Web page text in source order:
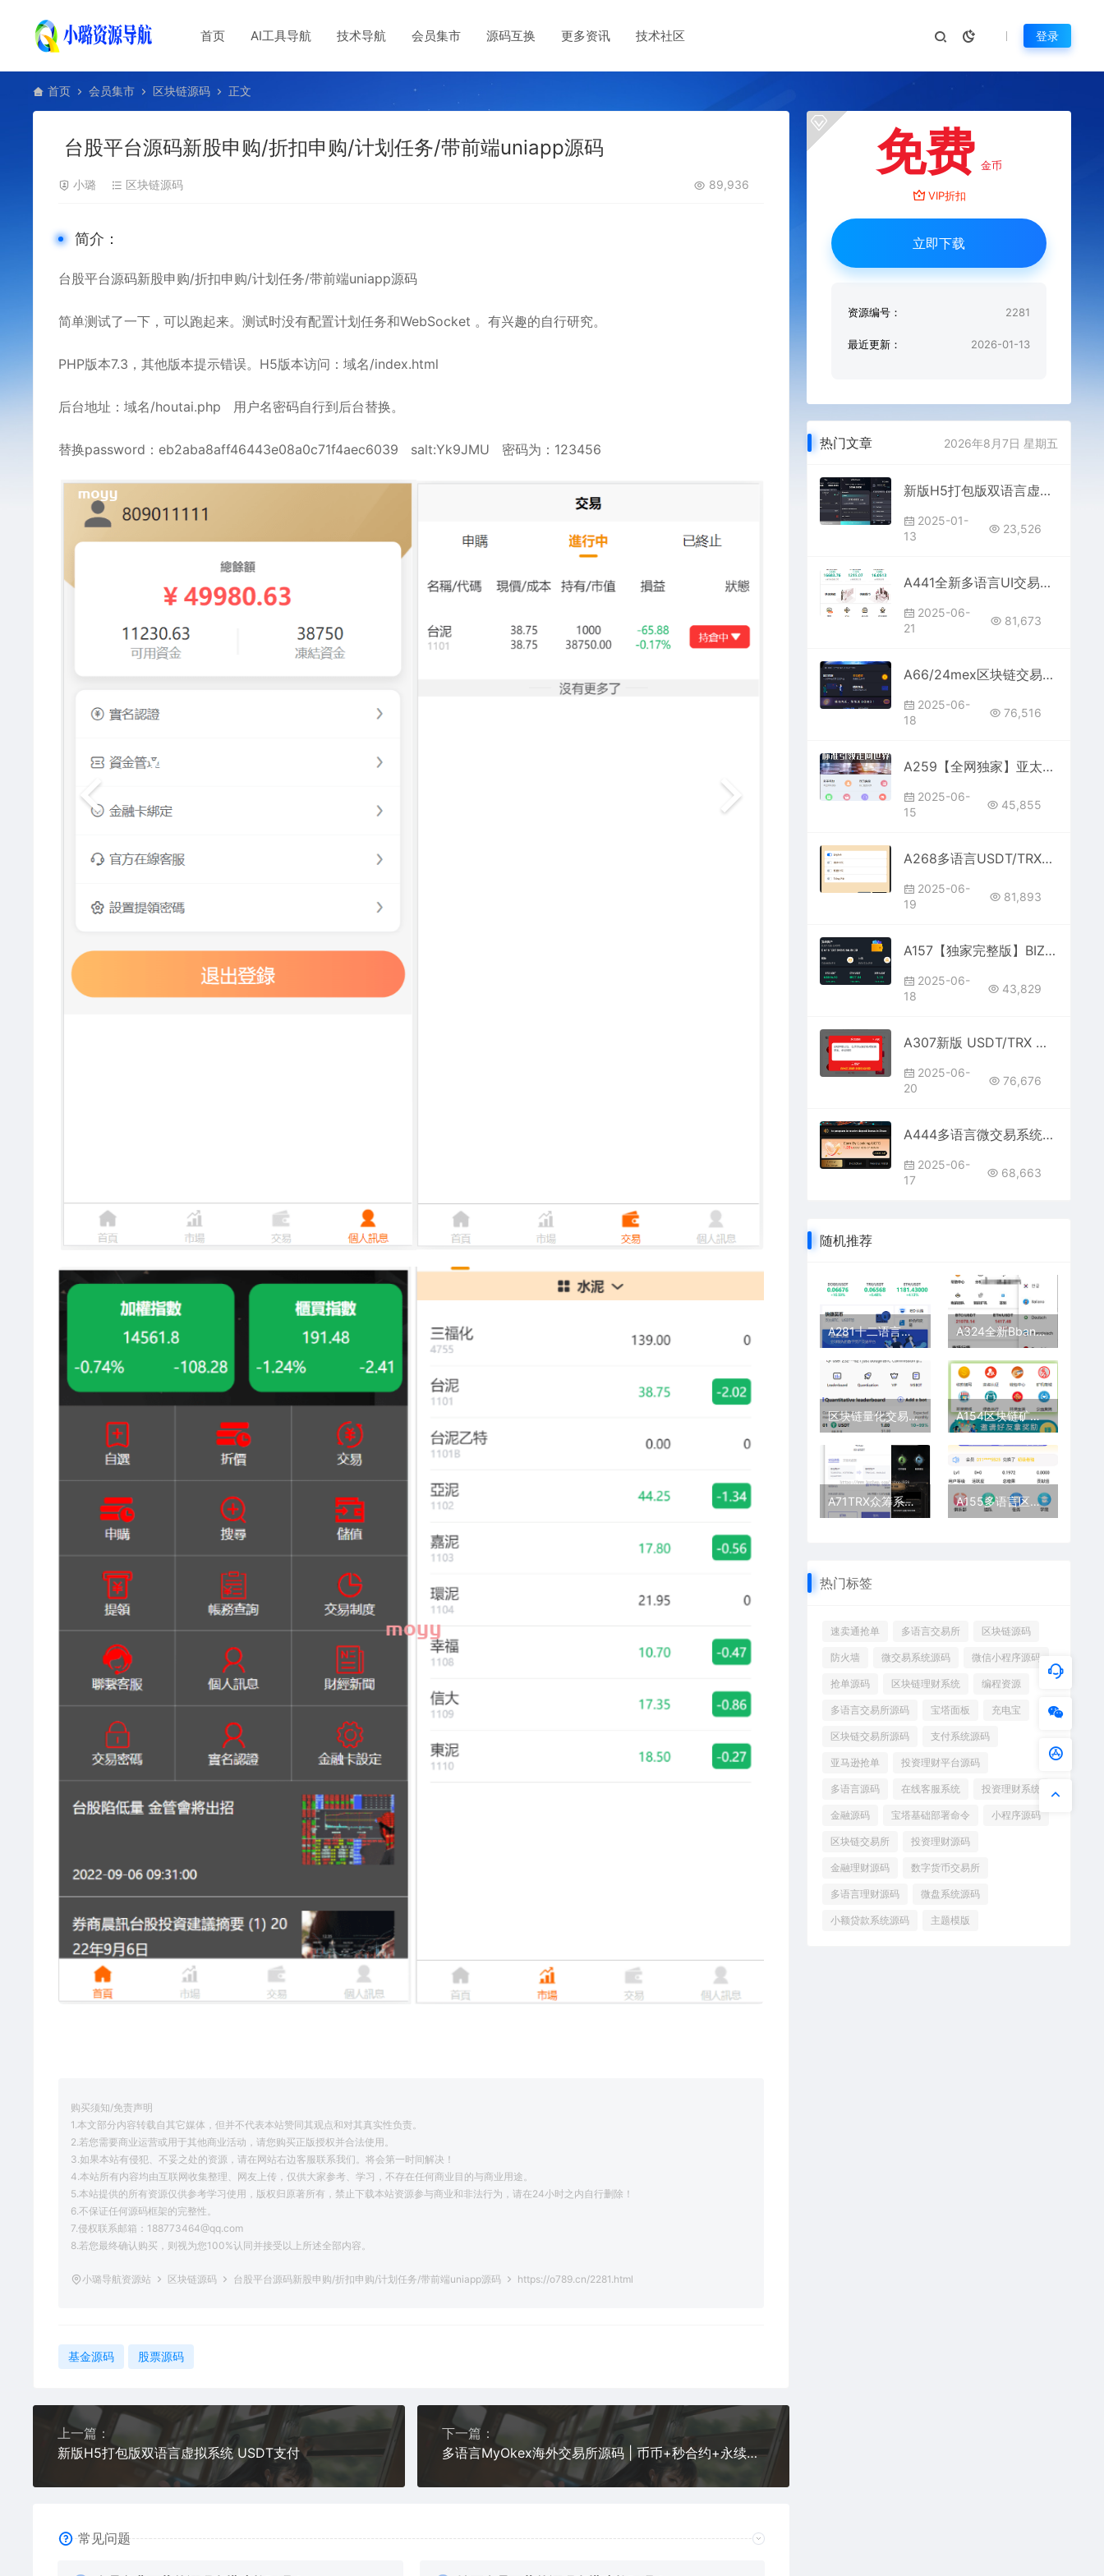
首页 AI工具导航 技术导航 会员集市 源码互换 更多资讯 技术社区 登录
首页 会员集市 区块链源码 正文
台股平台源码新股申购/折扣申购/计划任务/带前端uniapp源码
小璐 区块链源码 89,936
简介：
台股平台源码新股申购/折扣申购/计划任务/带前端uniapp源码
简单测试了一下，可以跑起来。测试时没有配置计划任务和WebSocket 。有兴趣的自行研究。
PHP版本7.3，其他版本提示错误。H5版本访问：域名/index.html
后台地址：域名/houtai.php 用户名密码自行到后台替换。
替换password：eb2aba8aff46443e08a0c71f4aec6039 salt:Yk9JMU 密码为：123456
购买须知/免责声明
1.本文部分内容转载自其它媒体，但并不代表本站赞同其观点和对其真实性负责。
2.若您需要商业运营或用于其他商业活动，请您购买正版授权并合法使用。
3.如果本站有侵犯、不妥之处的资源，请在网站右边客服联系我们。将会第一时间解决！
4.本站所有内容均由互联网收集整理、网友上传，仅供大家参考、学习，不存在任何商业目的与商业用途。
5.本站提供的所有资源仅供参考学习使用，版权归原著所有，禁止下载本站资源参与商业和非法行为，请在24小时之内自行删除！
6.不保证任何源码框架的完整性。
7.侵权联系邮箱：188773464@qq.com
8.若您最终确认购买，则视为您100%认同并接受以上所述全部内容。
小璐导航资源站 区块链源码 台股平台源码新股申购/折扣申购/计划任务/带前端uniapp源码 https://o789.cn/2281.html
基金源码 股票源码
上一篇：
新版H5打包版双语言虚拟系统 USDT支付
下一篇：
多语言MyOkex海外交易所源码 | 币币+秒合约+永续合约+闪兑+K线插针+C2C交易+挖矿锁仓+币币申购 | Uniapp前端+PHP后端纯源码系统
常见问题
免费 金币
VIP折扣
立即下载
资源编号： 2281
最近更新： 2026-01-13
热门文章 2026年8月7日 星期五
新版H5打包版双语言虚拟系统 USDT支付
2025-01-
13
23,526
A441全新多语言UI交易所系统 | 支持永续合约+基金理财+锁仓质押源码
2025-06-
21
81,673
A66/24mex区块链交易所/BTC币安火币/合约杠杆法币/OTC数字资产交易
2025-06-
18
76,516
A259【全网独家】亚太创投股票理财系统完整版打包
2025-06-
15
45,855
A268多语言USDT/TRX哈希竞猜游戏 | 区块链哈希值预测平台 HTML前端开发
2025-06-
19
81,893
A157【独家完整版】BIZZAN币严系统源码 | 多语言交易所开发 | 支持币币交易、永续合约、期权与OTC交易
2025-06-
18
43,829
A307新版 USDT/TRX 区块链理财+质押挖矿+云矿机系统
2025-06-
20
76,676
A444多语言微交易系统源码 | 支持外汇/虚拟币/贵金属交易 | 群控+单控功能齐全 | Vue前端开发
2025-06-
17
68,663
随机推荐
A281十二语言支持区块链交易所系统 | 锁仓挖矿+IEO认购+币币秒合约 A324全新Bbank多语言交易所系统开发 | 支持智能矿机+质押生息+团队奖励模式
区块链量化交易系统源码 | 支持多策略自动化交易机器人 A154区块链矿机系统与钱包管理 | 云矿机算力租赁平台
A71TRX众筹系统/TRC20众筹系统/区块链众筹系统 A155多语言区块链源码 | 仿趣步奕跑系统开发 | 原生计步器+人脸识别
热门标签
速卖通抢单 多语言交易所 区块链源码
防火墙 微交易系统源码 微信小程序源码
抢单源码 区块链理财系统 编程资源
多语言交易所源码 宝塔面板 充电宝
区块链交易所源码 支付系统源码
亚马逊抢单 投资理财平台源码
多语言源码 在线客服系统 投资理财系统
金融源码 宝塔基础部署命令 小程序源码
区块链交易所 投资理财源码
金融理财源码 数字货币交易所
多语言理财源码 微盘系统源码
小额贷款系统源码 主题模版